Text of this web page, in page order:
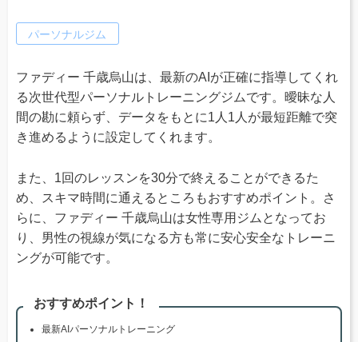
パーソナルジム
ファディー 千歳烏山は、最新のAIが正確に指導してくれ
る次世代型パーソナルトレーニングジムです。曖昧な人
間の勘に頼らず、データをもとに1人1人が最短距離で突
き進めるように設定してくれます。
また、1回のレッスンを30分で終えることができるた
め、スキマ時間に通えるところもおすすめポイント。さ
らに、ファディー 千歳烏山は女性専用ジムとなってお
り、男性の視線が気になる方も常に安心安全なトレーニ
ングが可能です。
おすすめポイント！
最新AIパーソナルトレーニング